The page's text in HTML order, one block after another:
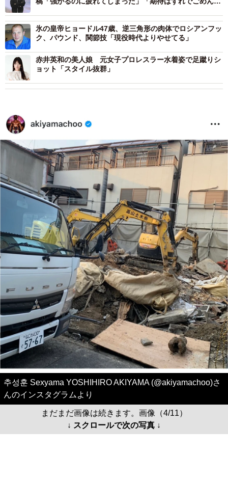
氷の皇帝ヒョードル47歳、逆三角形の肉体でロシアンフッ
ク、パウンド、関節技「現役時代よりやせてる」
赤井英和の美人娘 元女子プロレスラー水着姿で足蹴りシ
ョット「スタイル抜群」
추성훈 Sexyama YOSHIHIRO AKIYAMA (@akiyamachoo)さ
んのインスタグラムより
まだまだ画像は続きます。画像（4/11）
↓ スクロールで次の写真 ↓